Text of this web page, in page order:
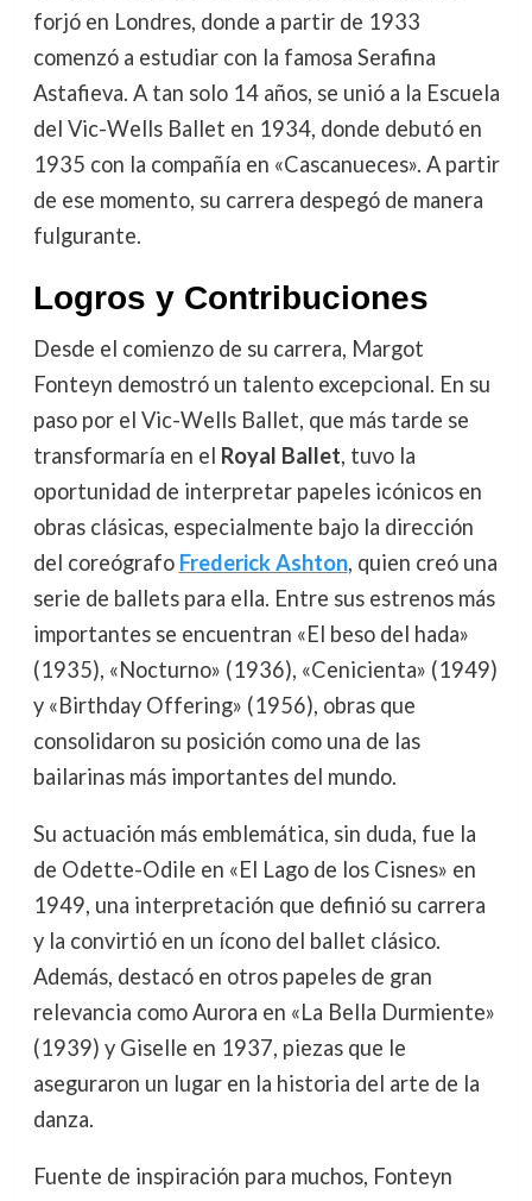
forjó en Londres, donde a partir de 1933
comenzó a estudiar con la famosa Serafina
Astafieva. A tan solo 14 años, se unió a la Escuela
del Vic-Wells Ballet en 1934, donde debutó en
1935 con la compañía en «Cascanueces». A partir
de ese momento, su carrera despegó de manera
fulgurante.
Logros y Contribuciones
Desde el comienzo de su carrera, Margot
Fonteyn demostró un talento excepcional. En su
paso por el Vic-Wells Ballet, que más tarde se
transformaría en el Royal Ballet, tuvo la
oportunidad de interpretar papeles icónicos en
obras clásicas, especialmente bajo la dirección
del coreógrafo Frederick Ashton, quien creó una
serie de ballets para ella. Entre sus estrenos más
importantes se encuentran «El beso del hada»
(1935), «Nocturno» (1936), «Cenicienta» (1949)
y «Birthday Offering» (1956), obras que
consolidaron su posición como una de las
bailarinas más importantes del mundo.
Su actuación más emblemática, sin duda, fue la
de Odette-Odile en «El Lago de los Cisnes» en
1949, una interpretación que definió su carrera
y la convirtió en un ícono del ballet clásico.
Además, destacó en otros papeles de gran
relevancia como Aurora en «La Bella Durmiente»
(1939) y Giselle en 1937, piezas que le
aseguraron un lugar en la historia del arte de la
danza.
Fuente de inspiración para muchos, Fonteyn